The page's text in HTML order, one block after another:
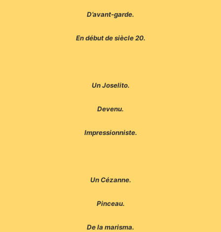
D’avant-garde.
En début de siècle 20.
Un Joselito.
Devenu.
Impressionniste.
Un Cézanne.
Pinceau.
De la marisma.